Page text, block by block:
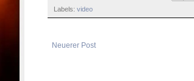
Labels: video
Neuerer Post